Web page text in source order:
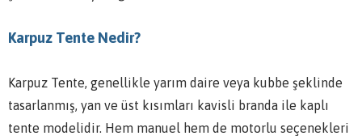
Karpuz Tente Nedir?
Karpuz Tente, genellikle yarım daire veya kubbe şeklinde
tasarlanmış, yan ve üst kısımları kavisli branda ile kaplı
tente modelidir. Hem manuel hem de motorlu seçenekleri